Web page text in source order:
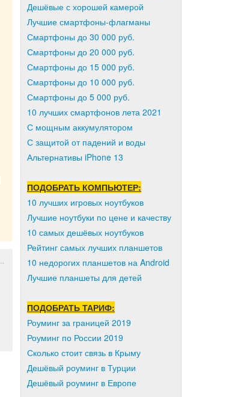
Дешёвые с хорошей камерой
Лучшие смартфоны-флагманы
Смартфоны до 30 000 руб.
Смартфоны до 20 000 руб.
Смартфоны до 15 000 руб.
Смартфоны до 10 000 руб.
Смартфоны до 5 000 руб.
10 лучших смартфонов лета 2021
С мощным аккумулятором
С защитой от падений и воды
Альтернативы iPhone 13
ПОДОБРАТЬ КОМПЬЮТЕР:
10 лучших игровых ноутбуков
Лучшие ноутбуки по цене и качеству
10 самых дешёвых ноутбуков
Рейтинг самых лучших планшетов
10 недорогих планшетов на Android
Лучшие планшеты для детей
ПОДОБРАТЬ ТАРИФ:
Роуминг за границей 2019
Роуминг по России 2019
Сколько стоит связь в Крыму
Дешёвый роуминг в Турции
Дешёвый роуминг в Европе